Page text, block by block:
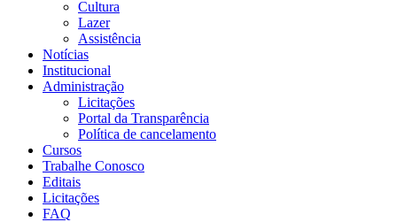
Cultura
Lazer
Assistência
Notícias
Institucional
Administração
Licitações
Portal da Transparência
Política de cancelamento
Cursos
Trabalhe Conosco
Editais
Licitações
FAQ